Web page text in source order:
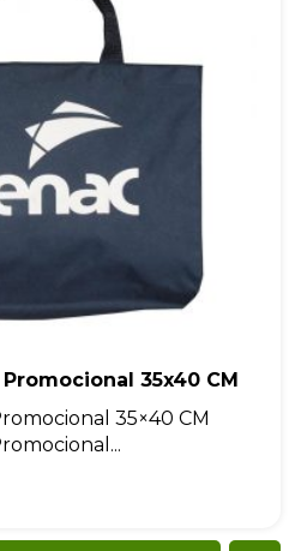
35x40 CM
35×40 CM